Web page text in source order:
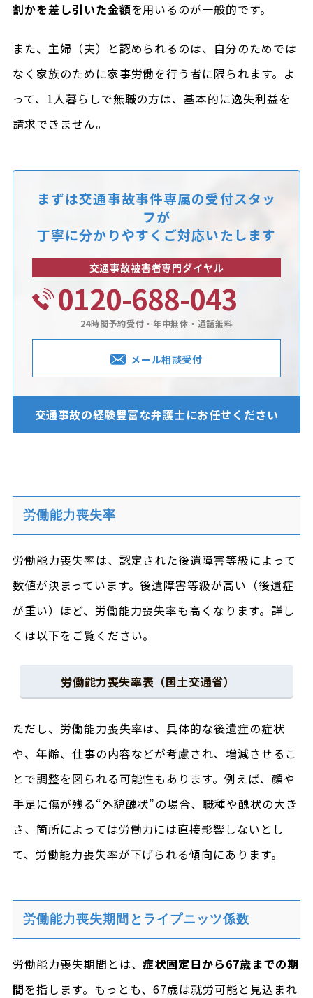
割かを差し引いた金額を用いるのが一般的です。
また、主婦（夫）と認められるのは、自分のためでは
なく家族のために家事労働を行う者に限られます。よ
って、1人暮らしで無職の方は、基本的に逸失利益を
請求できません。
まずは交通事故事件専属の受付スタッ
フが
丁寧に分かりやすくご対応いたします
交通事故被害者専門ダイヤル
0120-688-043
24時間予約受付・年中無休・通話無料
メール相談受付
交通事故の経験豊富な弁護士にお任せください
労働能力喪失率
労働能力喪失率は、認定された後遺障害等級によって
数値が決まっています。後遺障害等級が高い（後遺症
が重い）ほど、労働能力喪失率も高くなります。詳し
くは以下をご覧ください。
労働能力喪失率表（国土交通省）
ただし、労働能力喪失率は、具体的な後遺症の症状
や、年齢、仕事の内容などが考慮され、増減させるこ
とで調整を図られる可能性もあります。例えば、顔や
手足に傷が残る“外貌醜状”の場合、職種や醜状の大き
さ、箇所によっては労働力には直接影響しないとし
て、労働能力喪失率が下げられる傾向にあります。
労働能力喪失期間とライプニッツ係数
労働能力喪失期間とは、症状固定日から67歳までの期
間を指します。もっとも、67歳は就労可能と見込まれ